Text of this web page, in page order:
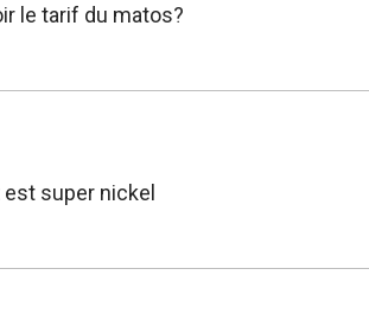
le tarif du matos?
est super nickel